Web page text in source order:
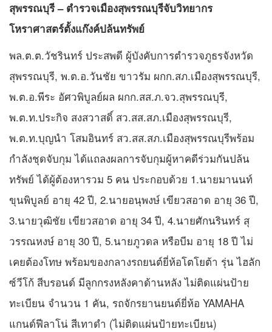
สุพรรณบุรี – ตำรวจเมืองสุพรรณบุรีจับวิทยากร
โหราศาสตร์ตั้งแก๊งค์ปล้นทรัพย์
พล.ต.ต.วัชรินทร์ ประสพดี ผู้บังคับการตำรวจภูธรจังหวัด
สุพรรณบุรี, พ.ต.อ.วันชัย ขาวรัม ผกก.สภ.เมืองสุพรรณบุรี,
พ.ต.อ.พีระ อัศวพิบูลย์ผล ผกก.สส.ภ.จว.สุพรรณบุรี,
พ.ต.ท.ประกิจ สงสวาสดิ์ สว.สส.สภ.เมืองสุพรรณบุรี,
พ.ต.ท.บุญนำ โสมอินทร์ สว.สส.สภ.เมืองสุพรรณบุรีพร้อม
กำลังชุดจับกุม ได้แถลงผลการจับกุมผู้หาคดีร่วมกันปล้น
ทรัพย์ ได้ผู้ต้องหารวม 5 คน ประกอบด้วย 1.นายมานนท์
ขุนพิบูลย์ อายุ 42 ปี, 2.นายอนุพงษ์ เขียวสอาด อายุ 36 ปี,
3.นายวุฒิชัย เขียวสอาด อายุ 34 ปี, 4.นายศักนรินทร์ สุ
วรรณหงษ์ อายุ 30 ปี, 5.นายภูวดล หรือบีม อายุ 18 ปี ไม่
เคยต้องโทษ พร้อมของกลางรถยนต์ยี่ห้อโตโยต้า รุ่น ไฮลัก
ซ์วีโก้ สีบรอนด์ มีลูกกรงหลังคาด้านหลัง ไม่ติดแผ่นป้าย
ทะเบียน จำนวน 1 คัน, รถจักรยานยนต์ยี่ห้อ YAMAHA
แกนด์ฟีลาโน่ สีเทาดำ (ไม่ติดแผ่นป้ายทะเบียน)